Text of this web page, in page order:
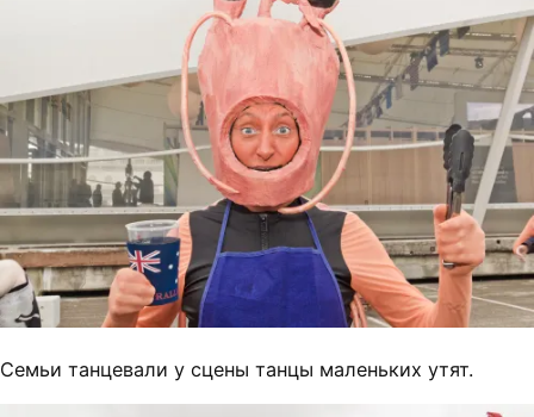
Семьи танцевали у сцены танцы маленьких утят.